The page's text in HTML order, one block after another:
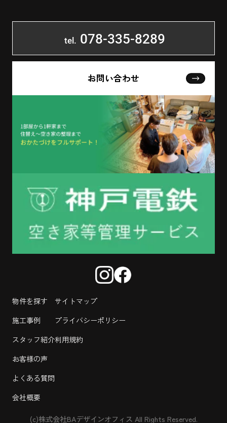
tel. 078-335-8289
お問い合わせ
物件を探す
施工事例
スタッフ紹介
お客様の声
よくある質問
会社概要
サイトマップ
プライバシーポリシー
利用規約
(c)株式会社BAデザインオフィス All Rights Reserved.